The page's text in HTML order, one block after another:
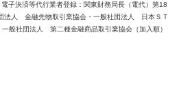
子決済等代行業者登録：関東財務局長（電代）第18
法人 金融先物取引業協会・一般社団法人 日本ＳＴ
般社団法人 第二種金融商品取引業協会（加入順）